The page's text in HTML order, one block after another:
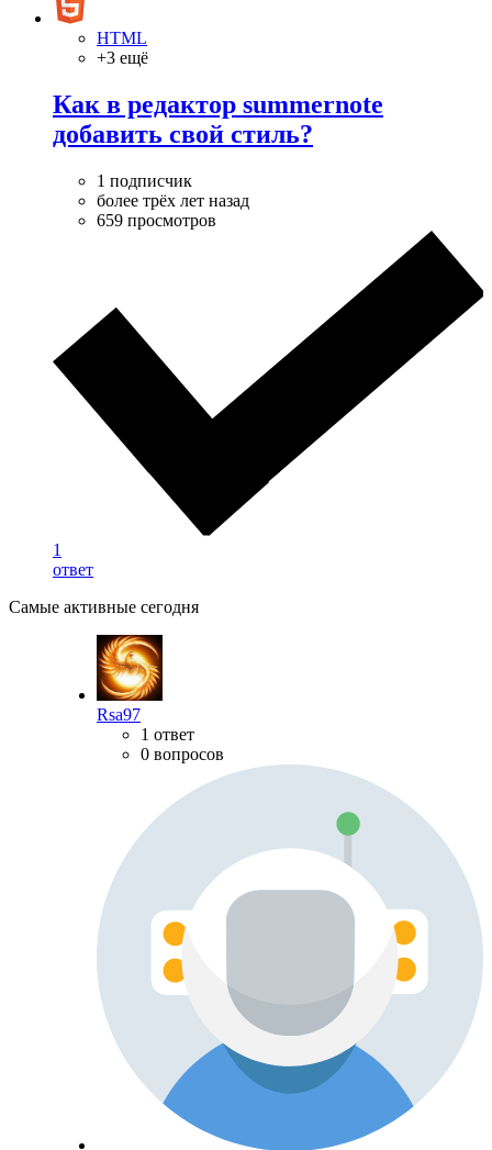
HTML
+3 ещё
Как в редактор summernote
добавить свой стиль?
1 подписчик
более трёх лет назад
659 просмотров
1
ответ
Самые активные сегодня
Rsa97
1 ответ
0 вопросов